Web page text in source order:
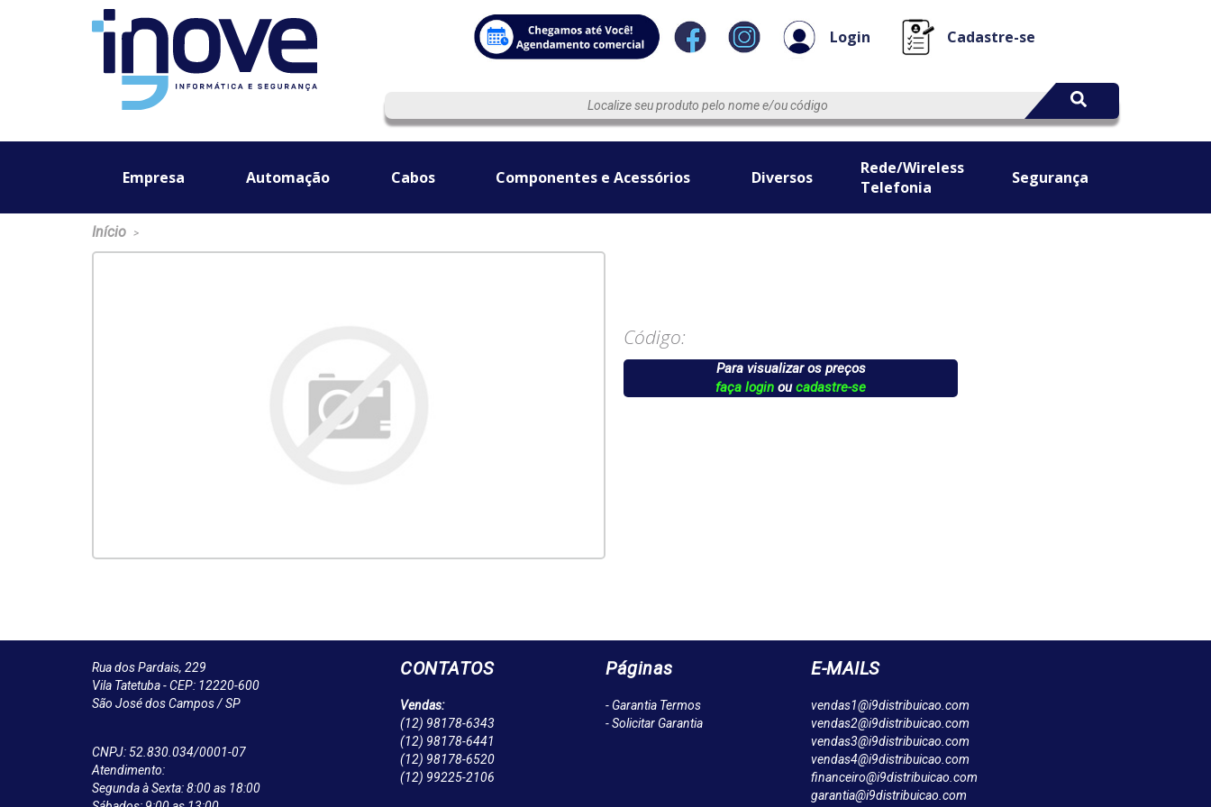
Login Cadastre-se
Empresa Automação Cabos Componentes e Acessórios Diversos
Rede/Wireless
Telefonia
Segurança
Início >
Código:
Para visualizar os preços
faça login oucadastre-se
Rua dos Pardais, 229
Vila Tatetuba - CEP: 12220-600
São José dos Campos / SP
CNPJ: 52.830.034/0001-07
Atendimento:
Segunda à Sexta: 8:00 as 18:00
CONTATOS
Vendas:
(12) 98178-6343
(12) 98178-6441
(12) 98178-6520
(12) 99225-2106
Páginas
- Garantia Termos
- Solicitar Garantia
E-MAILS
vendas1@i9distribuicao.com
vendas2@i9distribuicao.com
vendas3@i9distribuicao.com
vendas4@i9distribuicao.com
financeiro@i9distribuicao.com
garantia@i9distribuicao.com